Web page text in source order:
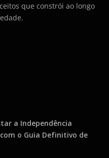
que constrói ao longo
a Independência
o Guia Definitivo de